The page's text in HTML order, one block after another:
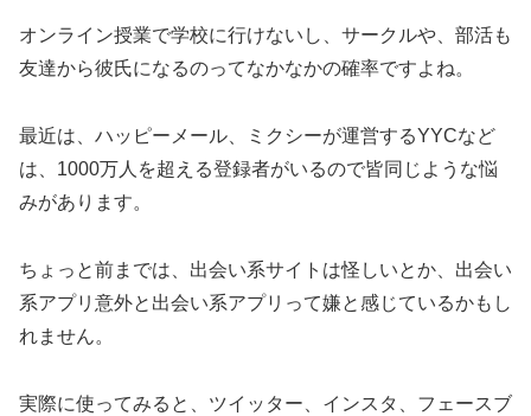
オンライン授業で学校に行けないし、サークルや、部活も
友達から彼氏になるのってなかなかの確率ですよね。
最近は、ハッピーメール、ミクシーが運営するYYCなど
は、1000万人を超える登録者がいるので皆同じような悩
みがあります。
ちょっと前までは、出会い系サイトは怪しいとか、出会い
系アプリ意外と出会い系アプリって嫌と感じているかもし
れません。
実際に使ってみると、ツイッター、インスタ、フェースブ